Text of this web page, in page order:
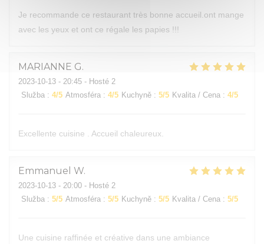
Je recommande ce restaurant très bonne accueil.ont mange
avec les yeux et ont ce régale les papies !!!
MARIANNE G
2023-10-13 - 20:45 - Hosté 2
Služba : 4/5 Atmosféra : 4/5 Kuchyně : 5/5 Kvalita / Cena : 4/5
Excellente cuisine . Accueil chaleureux.
Emmanuel W
2023-10-13 - 20:00 - Hosté 2
Služba : 5/5 Atmosféra : 5/5 Kuchyně : 5/5 Kvalita / Cena : 5/5
Une cuisine raffinée et créative dans une ambiance